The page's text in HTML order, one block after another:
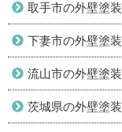
取手市の外壁塗装
下妻市の外壁塗装
流山市の外壁塗装
茨城県の外壁塗装